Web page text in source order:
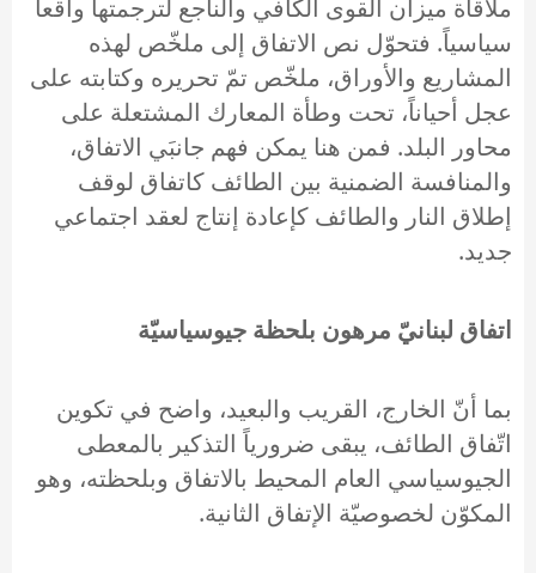
ملاقاة ميزان القوى الكافي والناجع لترجمتها واقعاً
سياسياً. فتحوّل نص الاتفاق إلى ملخّص لهذه
المشاريع والأوراق، ملخّص تمّ تحريره وكتابته على
عجل أحياناً، تحت وطأة المعارك المشتعلة على
محاور البلد. فمن هنا يمكن فهم جانبَي الاتفاق،
والمنافسة الضمنية بين الطائف كاتفاق لوقف
إطلاق النار والطائف كإعادة إنتاج لعقد اجتماعي
جديد.
اتفاق لبنانيّ مرهون بلحظة جيوسياسيّة
بما أنّ الخارج، القريب والبعيد، واضح في تكوين
اتّفاق الطائف، يبقى ضرورياً التذكير بالمعطى
الجيوسياسي العام المحيط بالاتفاق وبلحظته، وهو
المكوّن لخصوصيّة الإتفاق الثانية.